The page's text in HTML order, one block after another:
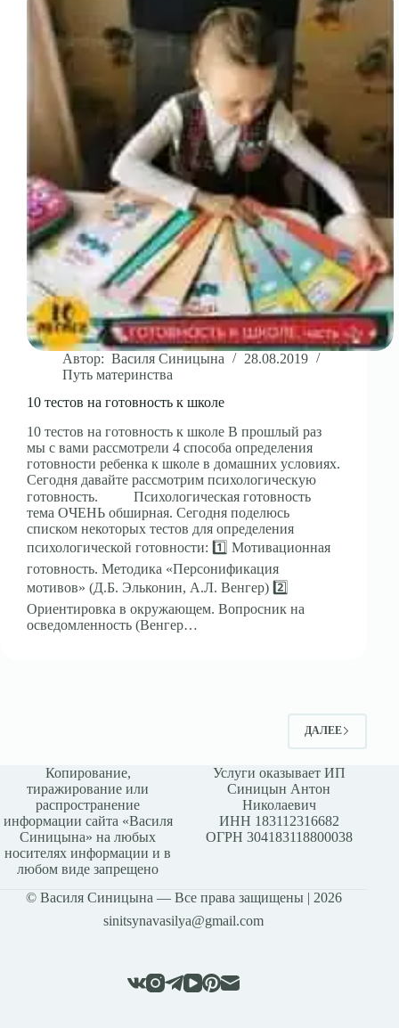
Автор: Василя Синицына
28.08.2019
Путь материнства
10 тестов на готовность к школе
10 тестов на готовность к школе В прошлый раз
мы с вами рассмотрели 4 способа определения
готовности ребенка к школе в домашних условиях.
Сегодня давайте рассмотрим психологическую
готовность. ⠀⠀⠀Психологическая готовность
тема ОЧЕНЬ обширная. Сегодня поделюсь
списком некоторых тестов для определения
психологической готовности: 1️⃣ Мотивационная
готовность. Методика «Персонификация
мотивов» (Д.Б. Эльконин, А.Л. Венгер) 2️⃣
Ориентировка в окружающем. Вопросник на
осведомленность (Венгер…
ДАЛЕЕ
Копирование,
тиражирование или
распространение
информации сайта «Василя
Синицына» на любых
носителях информации и в
любом виде запрещено
Услуги оказывает ИП
Синицын Антон
Николаевич
ИНН 183112316682
ОГРН 304183118800038
© Василя Синицына — Все права защищены | 2026
sinitsynavasilya@gmail.com